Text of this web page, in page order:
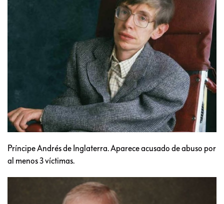
Príncipe Andrés de Inglaterra. Aparece acusado de abuso por
al menos 3 víctimas.